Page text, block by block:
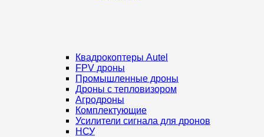
Квадрокоптеры Autel
FPV дроны
Промышленные дроны
Дроны с тепловизором
Агродроны
Комплектующие
Усилители сигнала для дронов
НСУ